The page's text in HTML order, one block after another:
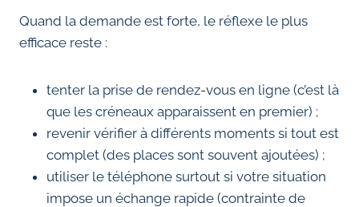
Quand la demande est forte, le réflexe le plus
efficace reste :
tenter la prise de rendez-vous en ligne (c’est là
que les créneaux apparaissent en premier) ;
revenir vérifier à différents moments si tout est
complet (des places sont souvent ajoutées) ;
utiliser le téléphone surtout si votre situation
impose un échange rapide (contrainte de